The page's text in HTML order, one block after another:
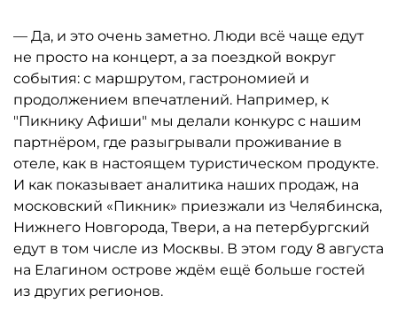
— Да, и это очень заметно. Люди всё чаще едут
не просто на концерт, а за поездкой вокруг
события: с маршрутом, гастрономией и
продолжением впечатлений. Например, к
"Пикнику Афиши" мы делали конкурс с нашим
партнёром, где разыгрывали проживание в
отеле, как в настоящем туристическом продукте.
И как показывает аналитика наших продаж, на
московский «Пикник» приезжали из Челябинска,
Нижнего Новгорода, Твери, а на петербургский
едут в том числе из Москвы. В этом году 8 августа
на Елагином острове ждём ещё больше гостей
из других регионов.